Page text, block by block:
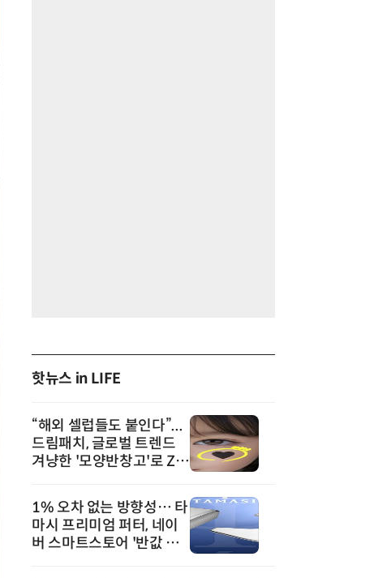
핫뉴스 in LIFE
“해외 셀럽들도 붙인다”...
드림패치, 글로벌 트렌드
겨냥한 '모양반창고'로 Z세
1% 오차 없는 방향성… 타
마시 프리미엄 퍼터, 네이
버 스마트스토어 '반값 할